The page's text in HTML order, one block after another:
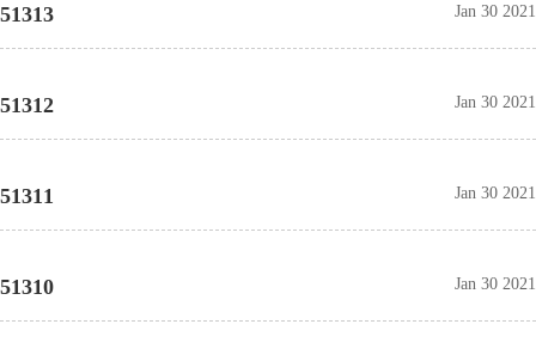
51313 Jan 30 2021
51312 Jan 30 2021
51311 Jan 30 2021
51310 Jan 30 2021